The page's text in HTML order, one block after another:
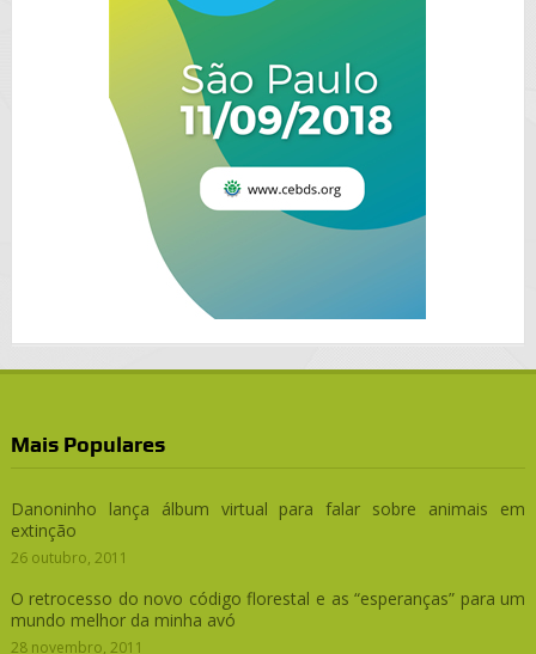
Mais Populares
Danoninho lança álbum virtual para falar sobre animais em
extinção
26 outubro, 2011
O retrocesso do novo código florestal e as “esperanças” para um
mundo melhor da minha avó
28 novembro, 2011